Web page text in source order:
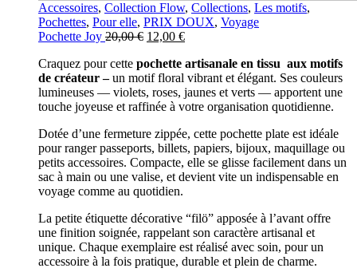
Accessoires, Collection Flow, Collections, Les motifs,
Pochettes, Pour elle, PRIX DOUX, Voyage
Pochette Joy 20,00€ Le
initial
était :
20,00 €.
12,00 €Le
actuel
est :
12,00 €.
Craquez pour cette pochette artisanale en tissu aux motifs
de créateur –un motif floral vibrant et élégant. Ses couleurs
lumineuses — violets, roses, jaunes et verts — apportent une
touche joyeuse et raffinée à votre organisation quotidienne.
Dotée d’une fermeture zippée, cette pochette plate est idéale
pour ranger passeports, billets, papiers, bijoux, maquillage ou
petits accessoires. Compacte, elle se glisse facilement dans un
sac à main ou une valise, et devient vite un indispensable en
voyage comme au quotidien.
La petite étiquette décorative “filö” apposée à l’avant offre
une finition soignée, rappelant son caractère artisanal et
unique. Chaque exemplaire est réalisé avec soin, pour un
accessoire à la fois pratique, durable et plein de charme.